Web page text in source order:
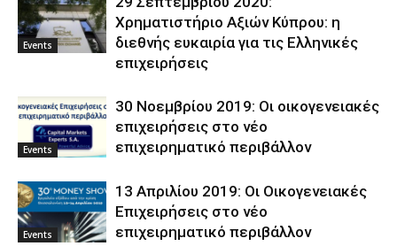
Events
Χρηματιστήριο Αξιών Κύπρου: η
διεθνής ευκαιρία για τις Ελληνικές
επιχειρήσεις
Events
30 Νοεμβρίου 2019: Οι οικογενειακές
επιχειρήσεις στο νέο
επιχειρηματικό περιβάλλον
Events
13 Απριλίου 2019: Οι Οικογενειακές
Επιχειρήσεις στο νέο
επιχειρηματικό περιβάλλον